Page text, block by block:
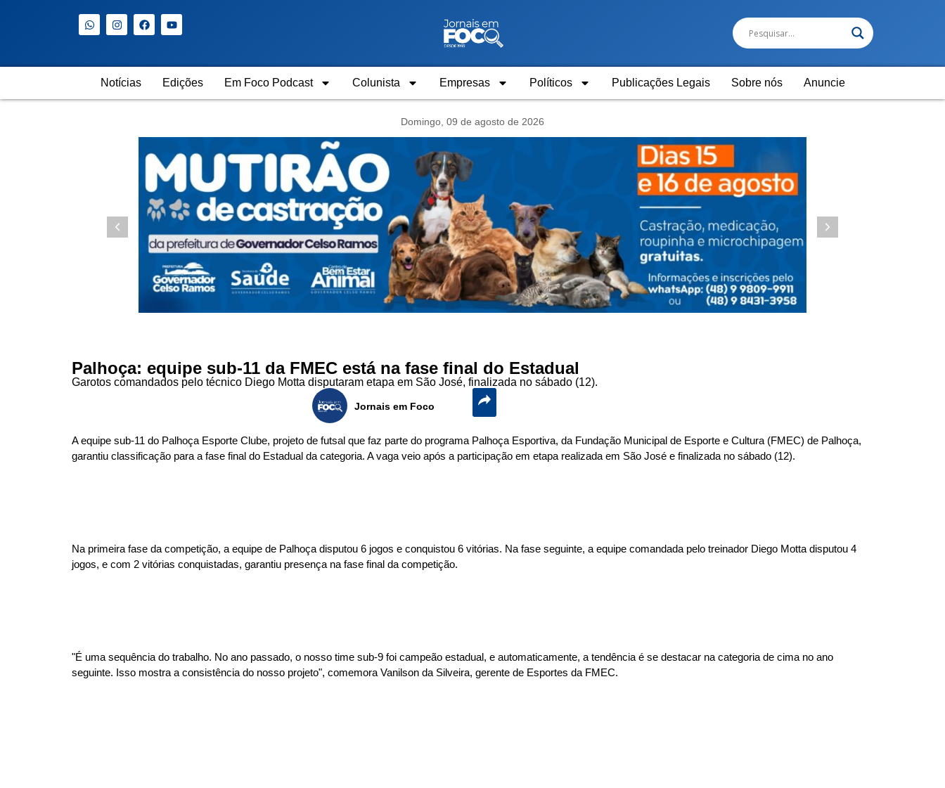
Notícias Edições Em Foco Podcast Colunista Empresas Políticos Publicações Legais Sobre nós Anuncie
Domingo, 09 de agosto de 2026
Palhoça: equipe sub-11 da FMEC está na fase final do Estadual
Garotos comandados pelo técnico Diego Motta disputaram etapa em São José, finalizada no sábado (12).
Jornais em Foco
A equipe sub-11 do Palhoça Esporte Clube, projeto de futsal que faz parte do programa Palhoça Esportiva, da Fundação Municipal de Esporte e Cultura (FMEC) de Palhoça,
garantiu classificação para a fase final do Estadual da categoria. A vaga veio após a participação em etapa realizada em São José e finalizada no sábado (12).
Na primeira fase da competição, a equipe de Palhoça disputou 6 jogos e conquistou 6 vitórias. Na fase seguinte, a equipe comandada pelo treinador Diego Motta disputou 4
jogos, e com 2 vitórias conquistadas, garantiu presença na fase final da competição.
"É uma sequência do trabalho. No ano passado, o nosso time sub-9 foi campeão estadual, e automaticamente, a tendência é se destacar na categoria de cima no ano
seguinte. Isso mostra a consistência do nosso projeto", comemora Vanilson da Silveira, gerente de Esportes da FMEC.